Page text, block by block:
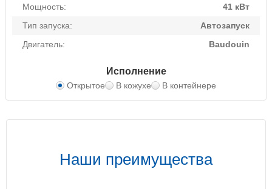
Мощность:
41 кВт
Тип запуска:
Автозапуск
Двигатель:
Baudouin
Исполнение
Открытое В кожухе В контейнере
Наши преимущества